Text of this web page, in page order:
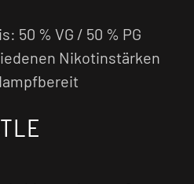
50 % VG / 50 % PG
Nikotinstärken